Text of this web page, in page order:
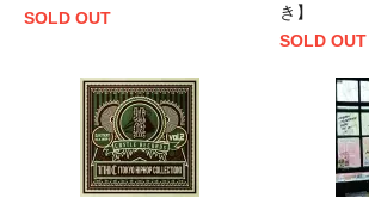
SOLD OUT
き】
SOLD OUT